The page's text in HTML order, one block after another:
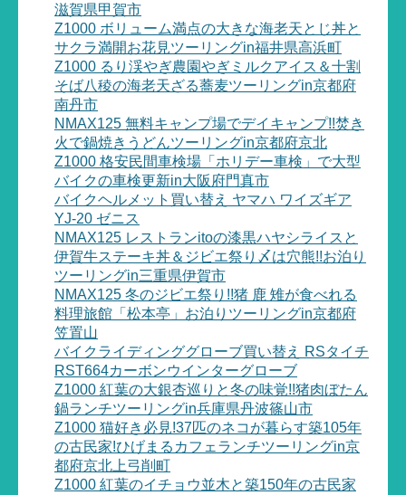
滋賀県甲賀市
Z1000 ボリューム満点の大きな海老天とじ丼と
サクラ満開お花見ツーリングin福井県高浜町
Z1000 るり渓やぎ農園やぎミルクアイス＆十割
そば八稜の海老天ざる蕎麦ツーリングin京都府
南丹市
NMAX125 無料キャンプ場でデイキャンプ!!焚き
火で鍋焼きうどんツーリングin京都府京北
Z1000 格安民間車検場「ホリデー車検」で大型
バイクの車検更新in大阪府門真市
バイクヘルメット買い替え ヤマハ ワイズギア
YJ-20 ゼニス
NMAX125 レストランitoの漆黒ハヤシライスと
伊賀牛ステーキ丼＆ジビエ祭り〆は穴熊!!お泊り
ツーリングin三重県伊賀市
NMAX125 冬のジビエ祭り!!猪 鹿 雉が食べれる
料理旅館「松本亭」お泊りツーリングin京都府
笠置山
バイクライディンググローブ買い替え RSタイチ
RST664カーボンウインターグローブ
Z1000 紅葉の大銀杏巡りと冬の味覚!!猪肉ぼたん
鍋ランチツーリングin兵庫県丹波篠山市
Z1000 猫好き必見!37匹のネコが暮らす築105年
の古民家!ひげまるカフェランチツーリングin京
都府京北上弓削町
Z1000 紅葉のイチョウ並木と築150年の古民家